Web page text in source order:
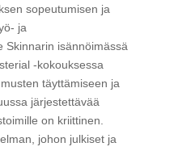
sopeutumisen ja
ja
Skinnarin isännöimässä
-kokouksessa
täyttämiseen ja
järjestettävää
on kriittinen.
johon julkiset ja